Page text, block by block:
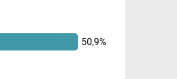
50,9%